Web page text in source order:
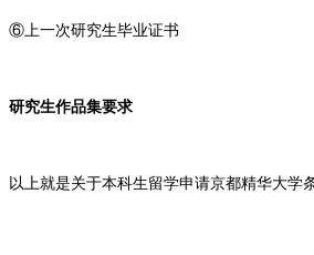
⑥上一次研究生毕业证书
研究生作品集要求
以上就是关于本科生留学申请京都精华大学